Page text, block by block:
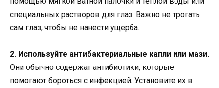
специальных растворов для глаз. Важно не трогать
сам глаз, чтобы не нанести ущерба.
2. Используйте антибактериальные капли или мази.
Они обычно содержат антибиотики, которые
помогают бороться с инфекцией. Установите их в